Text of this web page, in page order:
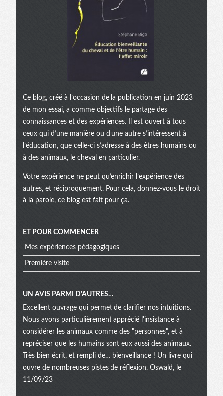
Ce blog, créé à l’occasion de la publication en juin 2023
de mon essai, a comme objectifs le partage des
connaissances et des expériences. Il est ouvert à tous
ceux qui d’une manière ou d’une autre s’intéressent à
l’éducation, que celle-ci s’adresse à des êtres humains ou
à des animaux, le cheval en particulier.
Votre expérience ne peut qu’enrichir l’expérience des
autres, et réciproquement. Pour cela, donnez-vous le droit
à la parole, ce blog est fait pour ça.
ET POUR COMMENCER
Mes expériences pédagogiques
Première visite
UN AVIS PARMI D'AUTRES…
Excellent ouvrage qui permet de clarifier nos intuitions.
Nous avons particulièrement apprécié l'insistance à
considérer les animaux comme des "personnes", et à
repréciser que les humains sont eux aussi des animaux.
Très bien écrit, et rempli de… bienveillance ! Un livre qui
ouvre de nombreuses pistes de réflexion. Oswald, le
11/09/23